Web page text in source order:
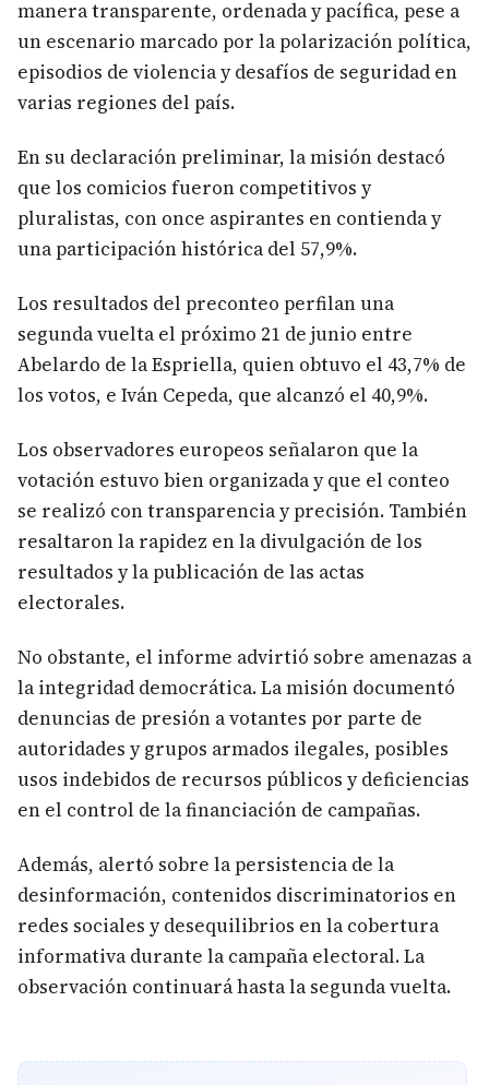
manera transparente, ordenada y pacífica, pese a
un escenario marcado por la polarización política,
episodios de violencia y desafíos de seguridad en
varias regiones del país.
En su declaración preliminar, la misión destacó
que los comicios fueron competitivos y
pluralistas, con once aspirantes en contienda y
una participación histórica del 57,9%.
Los resultados del preconteo perfilan una
segunda vuelta el próximo 21 de junio entre
Abelardo de la Espriella, quien obtuvo el 43,7% de
los votos, e Iván Cepeda, que alcanzó el 40,9%.
Los observadores europeos señalaron que la
votación estuvo bien organizada y que el conteo
se realizó con transparencia y precisión. También
resaltaron la rapidez en la divulgación de los
resultados y la publicación de las actas
electorales.
No obstante, el informe advirtió sobre amenazas a
la integridad democrática. La misión documentó
denuncias de presión a votantes por parte de
autoridades y grupos armados ilegales, posibles
usos indebidos de recursos públicos y deficiencias
en el control de la financiación de campañas.
Además, alertó sobre la persistencia de la
desinformación, contenidos discriminatorios en
redes sociales y desequilibrios en la cobertura
informativa durante la campaña electoral. La
observación continuará hasta la segunda vuelta.